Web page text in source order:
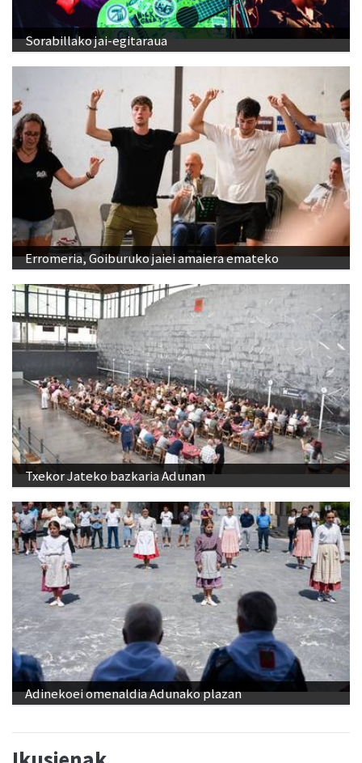
Sorabillako jai-egitaraua
Erromeria, Goiburuko jaiei amaiera emateko
Txekor Jateko bazkaria Adunan
Adinekoei omenaldia Adunako plazan